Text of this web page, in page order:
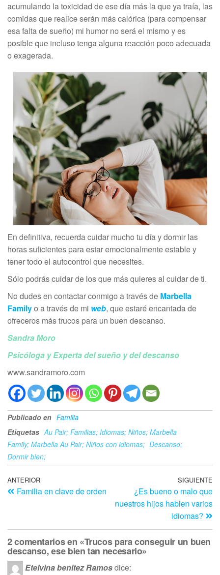
acumulando la toxicidad de ese día más la que ya traía, las
comidas que realice serán más calórica (para compensar
esa falta de sueño) mi humor no será el mismo y es
posible que incluso tenga alguna reacción poco adecuada
o exagerada.
En definitiva, recuerda cuidar mucho tu día y dormir las
horas suficientes para estar emocionalmente estable y
tener todo el autocontrol que necesites.
Sólo podrás cuidar de los que más quieres al cuidar de ti.
No dudes en contactar conmigo a través de Marbella
Familyo a través de mi web, que estaré encantada de
ofreceros más trucos para un buen descanso.
Sandra Moro
Psicóloga y Experta del sueño y del descanso
www.sandramoro.com
Publicado en Familia
Etiquetas Au Pair; Familias; Idiomas; Niños; Marbella
Family; Marbella Au Pair; Niños con idiomas; Descanso;
Dormir bien;
ANTERIOR
Familia en clave de orden
SIGUIENTE
¿Es bueno o malo que
nuestros hijos hablen varios
idiomas?
2 comentarios en «Trucos para conseguir un buen
descanso, ese bien tan necesario»
Etelvina benitez Ramosdice: